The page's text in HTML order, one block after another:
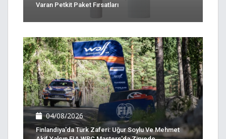
Varan Petkit Paket Fırsatları
04/08/2026
Finlandiya'da Türk Zaferi: Uğur Soylu Ve Mehmet